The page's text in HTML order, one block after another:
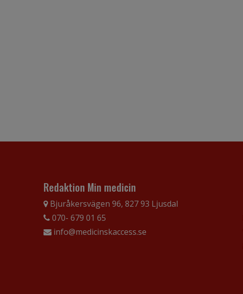
Redaktion Min medicin
Bjuråkersvägen 96, 827 93 Ljusdal
070- 679 01 65
info@medicinskaccess.se